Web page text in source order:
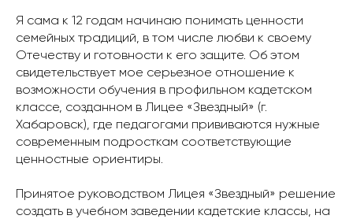
Я сама к 12 годам начинаю понимать ценности
семейных традиций, в том числе любви к своему
Отечеству и готовности к его защите. Об этом
свидетельствует мое серьезное отношение к
возможности обучения в профильном кадетском
классе, созданном в Лицее «Звездный» (г.
Хабаровск), где педагогами прививаются нужные
современным подросткам соответствующие
ценностные ориентиры.
Принятое руководством Лицея «Звездный» решение
создать в учебном заведении кадетские классы, на